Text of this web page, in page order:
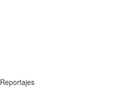
Reportajes